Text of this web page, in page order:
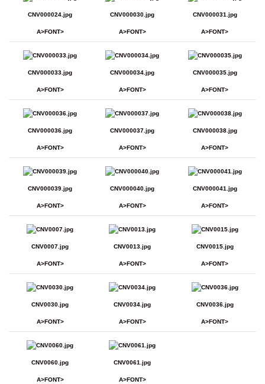
CNV000024.jpg
A>FONT>
CNV000030.jpg
A>FONT>
CNV000031.jpg
A>FONT>
CNV000033.jpg
A>FONT>
CNV000034.jpg
A>FONT>
CNV000035.jpg
A>FONT>
CNV000036.jpg
A>FONT>
CNV000037.jpg
A>FONT>
CNV000038.jpg
A>FONT>
CNV000039.jpg
A>FONT>
CNV000040.jpg
A>FONT>
CNV000041.jpg
A>FONT>
CNV0007.jpg
A>FONT>
CNV0013.jpg
A>FONT>
CNV0015.jpg
A>FONT>
CNV0030.jpg
A>FONT>
CNV0034.jpg
A>FONT>
CNV0036.jpg
A>FONT>
CNV0060.jpg
A>FONT>
CNV0061.jpg
A>FONT>